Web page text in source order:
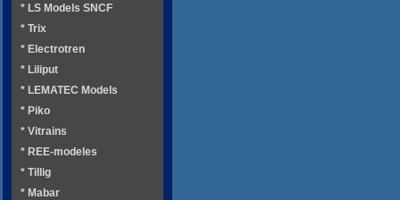
* LS Models SNCF
* Trix
* Electrotren
* Liliput
* LEMATEC Models
* Piko
* Vitrains
* REE-modeles
* Tillig
* Mabar